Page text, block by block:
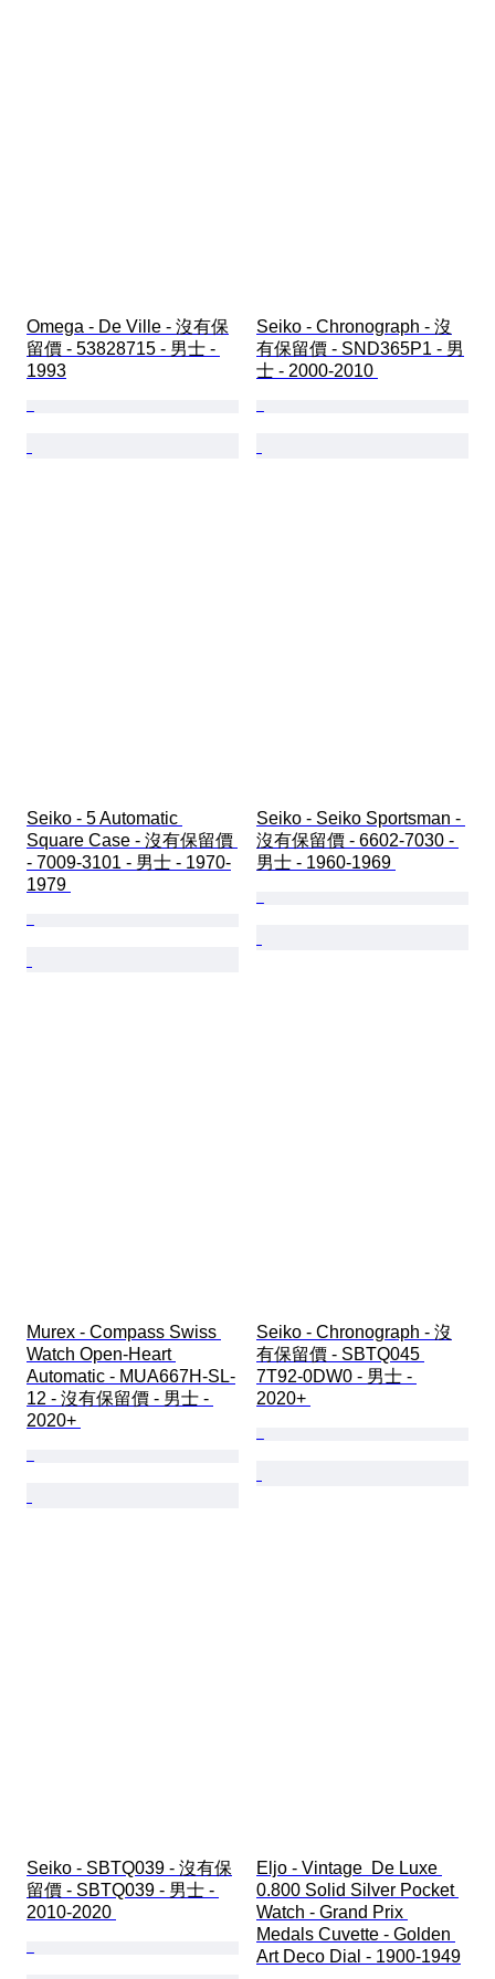
Omega - De Ville - 沒有保
留價 - 53828715 - 男士 -
1993
Seiko - Chronograph - 沒
有保留價 - SND365P1 - 男
士 - 2000-2010
Seiko - 5 Automatic
Square Case - 沒有保留價
- 7009-3101 - 男士 - 1970-
1979
Seiko - Seiko Sportsman -
沒有保留價 - 6602-7030 -
男士 - 1960-1969
Murex - Compass Swiss
Watch Open-Heart
Automatic - MUA667H-SL-
12 - 沒有保留價 - 男士 -
2020+
Seiko - Chronograph - 沒
有保留價 - SBTQ045
7T92-0DW0 - 男士 -
2020+
Seiko - SBTQ039 - 沒有保
留價 - SBTQ039 - 男士 -
2010-2020
Eljo - Vintage  De Luxe
0.800 Solid Silver Pocket
Watch - Grand Prix
Medals Cuvette - Golden
Art Deco Dial - 1900-1949